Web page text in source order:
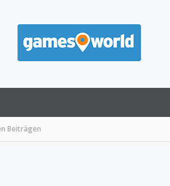
Beiträgen